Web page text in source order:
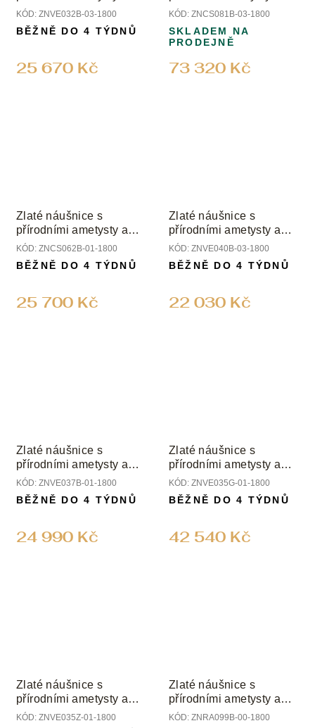
diamanty
KÓD: ZNVE032B-03-1800
25 670 Kč
BĚŽNĚ DO 4 TÝDNŮ
diamanty
KÓD: ZNCS081B-03-1800
73 320 Kč
SKLADEM NA
PRODEJNĚ
Zlaté náušnice s
přírodními ametysty a
diamanty
KÓD: ZNCS062B-01-1800
25 700 Kč
BĚŽNĚ DO 4 TÝDNŮ
Zlaté náušnice s
přírodními ametysty a
diamanty
KÓD: ZNVE040B-03-1800
22 030 Kč
BĚŽNĚ DO 4 TÝDNŮ
Zlaté náušnice s
přírodními ametysty a
diamanty
KÓD: ZNVE037B-01-1800
24 990 Kč
BĚŽNĚ DO 4 TÝDNŮ
Zlaté náušnice s
přírodními ametysty a
diamanty
KÓD: ZNVE035G-01-1800
42 540 Kč
BĚŽNĚ DO 4 TÝDNŮ
Zlaté náušnice s
přírodními ametysty a
diamanty
KÓD: ZNVE035Z-01-1800
Zlaté náušnice s
přírodními ametysty a
diamanty
KÓD: ZNRA099B-00-1800